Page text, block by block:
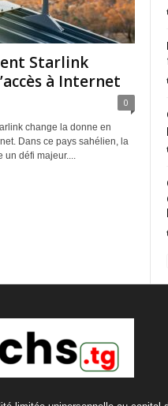
Starlink
à Internet
0
change la donne en
Dans ce pays sahélien, la
un défi majeur....